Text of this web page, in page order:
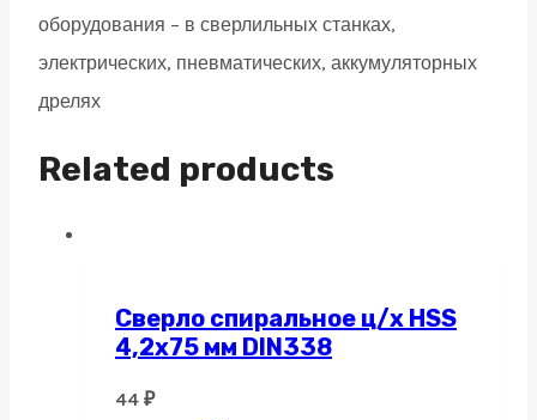
оборудования – в сверлильных станках,
электрических, пневматических, аккумуляторных
дрелях
Related products
Сверло спиральное ц/х HSS
4,2х75 мм DIN338
44 ₽